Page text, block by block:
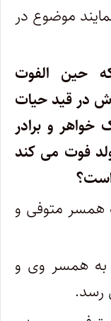
موضوع در
حین الفوت
در قید حیات
و برادر
فوت می کند
همسر متوفی و
به همسر وی و
رسد.